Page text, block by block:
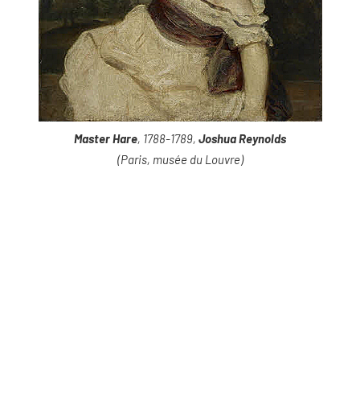
Master Hare, 1788-1789, Joshua Reynolds
(Paris, musée du Louvre)